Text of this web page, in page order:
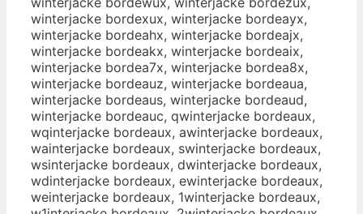
winterjacke bordexux, winterjacke bordeayx,
winterjacke bordeahx, winterjacke bordeajx,
winterjacke bordeakx, winterjacke bordeaix,
winterjacke bordea7x, winterjacke bordea8x,
winterjacke bordeauz, winterjacke bordeaua,
winterjacke bordeaus, winterjacke bordeaud,
winterjacke bordeauc, qwinterjacke bordeaux,
wqinterjacke bordeaux, awinterjacke bordeaux,
wainterjacke bordeaux, swinterjacke bordeaux,
wsinterjacke bordeaux, dwinterjacke bordeaux,
wdinterjacke bordeaux, ewinterjacke bordeaux,
weinterjacke bordeaux, 1winterjacke bordeaux,